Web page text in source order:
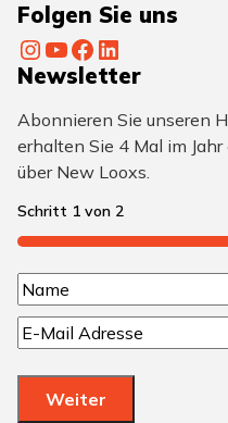
Folgen Sie uns
InstagramYouTube Facebook LinkedIn
Newsletter
Abonnieren Sie unseren
erhalten Sie 4 Mal im
über New Looxs.
Schritt 1 von 2
50%
N
a
m
N
a
E
-
M
Weiter